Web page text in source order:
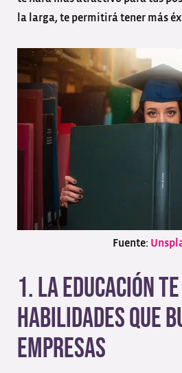
la larga, te permitirá tener más
Fuente:
1. La educación
habilidades que
empresas